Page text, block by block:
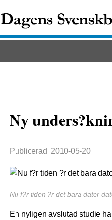
Ny
Publicerad: 2010-05-20
Nu f?r tiden ?r det bara dator
En nyligen avslutad studie